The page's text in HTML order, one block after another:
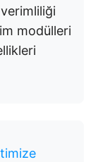
modülleri